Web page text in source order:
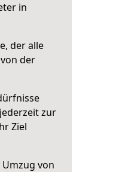
in
der alle
der
zur
Ziel
von